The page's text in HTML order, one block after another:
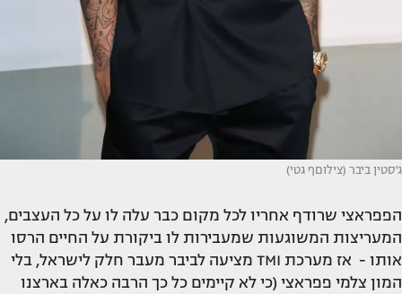
ג'סטין ביבר (צילוםף גטי)
הפפראצי שרודף אחריו לכל מקום כבר עלה לו על כל העצבים,
המעריצות המשוגעות שמעבירות לו ביקורת על החיים הרסו
אותו - אז מערכת TMI מציעה לביבר מעבר חלק לישראל, בלי
המון צלמי פפראצי (כי לא קיימים כל כך הרבה כאלה בארצנו